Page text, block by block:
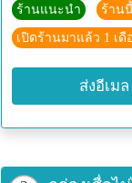
#ไม้ไผ่เลี้ยง #ไม้ไ
#ไม้ไผ่ตง #ไผ่ตง
ค้ำทุเรียน #ไม้ขม
#ไม้ไผ่ตากยาง #
ร้านแนะนำ ร้าน
เปิดร้านมาแล้ว 1 เดื
ส่งอีเมล